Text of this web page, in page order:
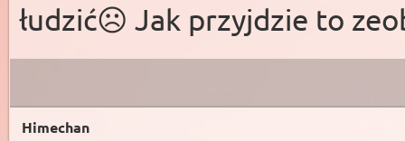
łudzić☹️ Jak przyjdzie to
Himechan